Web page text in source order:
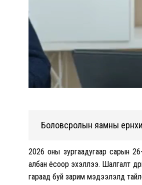
Боловсролын яамны
2026 оны зургаадугаар сарын
албан ёсоор эхэллээ. Шалгалт
гараад буй зарим мэдээлэлд